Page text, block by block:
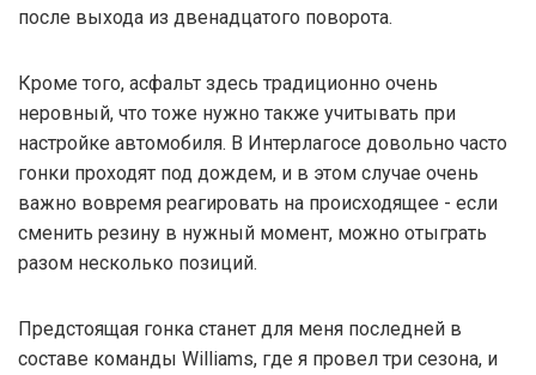
после выхода из двенадцатого поворота.
Кроме того, асфальт здесь традиционно очень
неровный, что тоже нужно также учитывать при
настройке автомобиля. В Интерлагосе довольно часто
гонки проходят под дождем, и в этом случае очень
важно вовремя реагировать на происходящее - если
сменить резину в нужный момент, можно отыграть
разом несколько позиций.
Предстоящая гонка станет для меня последней в
составе команды Williams, где я провел три сезона, и